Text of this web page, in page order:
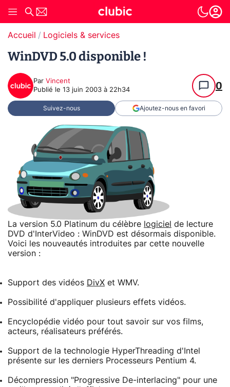
Accueil Logiciels & services
WinDVD 5.0 disponible !
Par Vincent
Publié le 13 juin 2003 à 22h34 0
Suivez-nous Ajoutez-nous en favori
La version 5.0 Platinum du célèbre logiciel de lecture
DVD d'InterVideo : WinDVD est désormais disponible.
Voici les nouveautés introduites par cette nouvelle
version :
Support des vidéos DivX et WMV.
Possibilité d'appliquer plusieurs effets vidéos.
Encyclopédie vidéo pour tout savoir sur vos films,
acteurs, réalisateurs préférés.
Support de la technologie HyperThreading d'Intel
présente sur les derniers Processeurs Pentium 4.
Décompression "Progressive De-interlacing" pour une